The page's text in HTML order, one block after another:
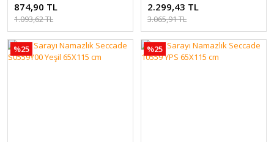
874,90 TL
1.093,62 TL
2.299,43 TL
3.065,91 TL
%25 %25